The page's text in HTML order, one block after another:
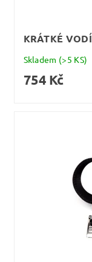
KRÁTKÉ
Skladem (>5 KS)
754 Kč